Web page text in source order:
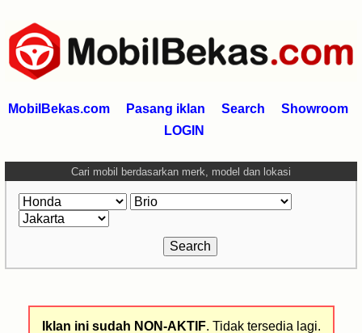
MobilBekas.com Pasang iklan Search
Showroom
LOGIN
Cari mobil berdasarkan merk, model dan lokasi
Iklan ini sudah NON-AKTIF. Tidak tersedia lagi.